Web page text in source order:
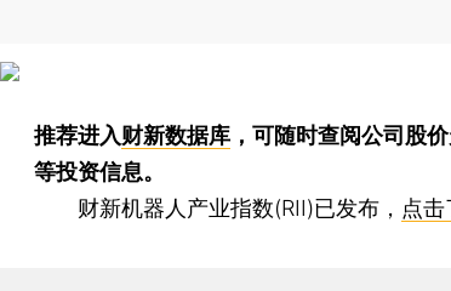
推荐进入财新数据库 ，可随时查阅公司股
等投资信息。
财新机器人产业指数(RII)已发布， 点